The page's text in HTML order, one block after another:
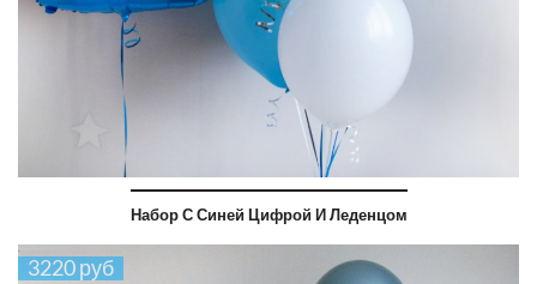
Набор С Синей Цифрой И Леденцом
3220 руб